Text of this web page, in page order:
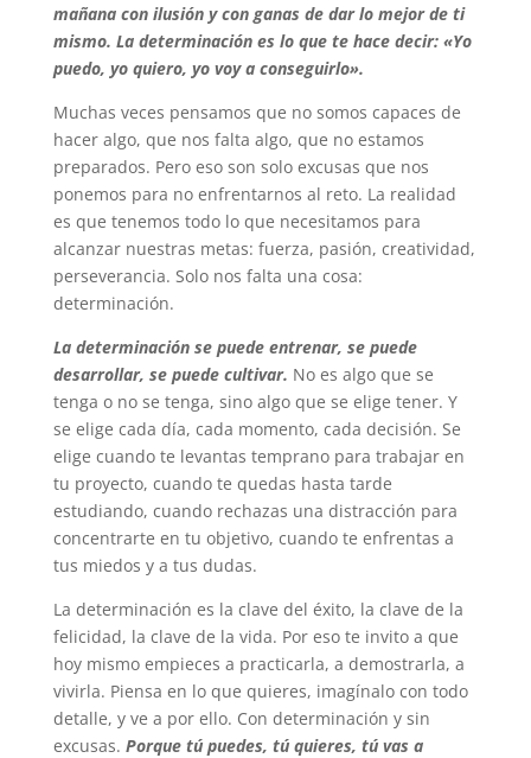
mañana con ilusión y con ganas de dar lo mejor de ti
mismo. La determinación es lo que te hace decir: «Yo
puedo, yo quiero, yo voy a conseguirlo».
Muchas veces pensamos que no somos capaces de
hacer algo, que nos falta algo, que no estamos
preparados. Pero eso son solo excusas que nos
ponemos para no enfrentarnos al reto. La realidad
es que tenemos todo lo que necesitamos para
alcanzar nuestras metas: fuerza, pasión, creatividad,
perseverancia. Solo nos falta una cosa:
determinación.
La determinación se puede entrenar, se puede
desarrollar, se puede cultivar. No es algo que se
tenga o no se tenga, sino algo que se elige tener. Y
se elige cada día, cada momento, cada decisión. Se
elige cuando te levantas temprano para trabajar en
tu proyecto, cuando te quedas hasta tarde
estudiando, cuando rechazas una distracción para
concentrarte en tu objetivo, cuando te enfrentas a
tus miedos y a tus dudas.
La determinación es la clave del éxito, la clave de la
felicidad, la clave de la vida. Por eso te invito a que
hoy mismo empieces a practicarla, a demostrarla, a
vivirla. Piensa en lo que quieres, imagínalo con todo
detalle, y ve a por ello. Con determinación y sin
excusas. Porque tú puedes, tú quieres, tú vas a